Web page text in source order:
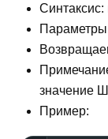
Синтаксис:
значение
Пример: